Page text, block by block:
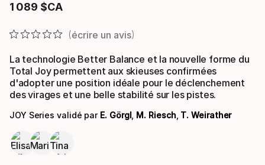
1 089 $CA
Prix final
écrire un avis
La technologie Better Balance et la nouvelle forme du
Total Joy permettent aux skieuses confirmées
d'adopter une position idéale pour le déclenchement
des virages et une belle stabilité sur les pistes.
JOY Series validé par E. Görgl M. Riesch, T. Weirather